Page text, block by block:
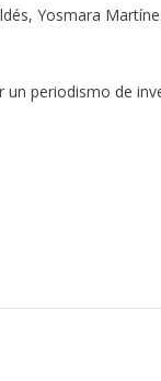
Yosmara
periodismo de